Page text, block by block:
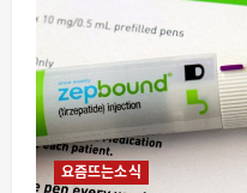
요즘뜨는소식